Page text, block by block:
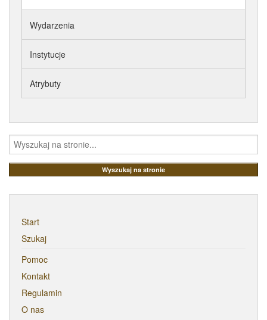
Wydarzenia
Instytucje
Atrybuty
Start
Szukaj
Pomoc
Kontakt
Regulamin
O nas